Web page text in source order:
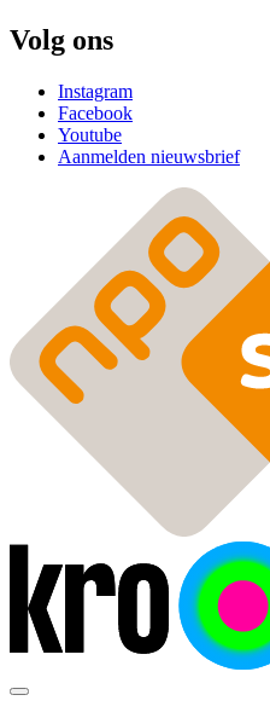
Volg ons
Instagram
Facebook
Youtube
Aanmelden nieuwsbrief